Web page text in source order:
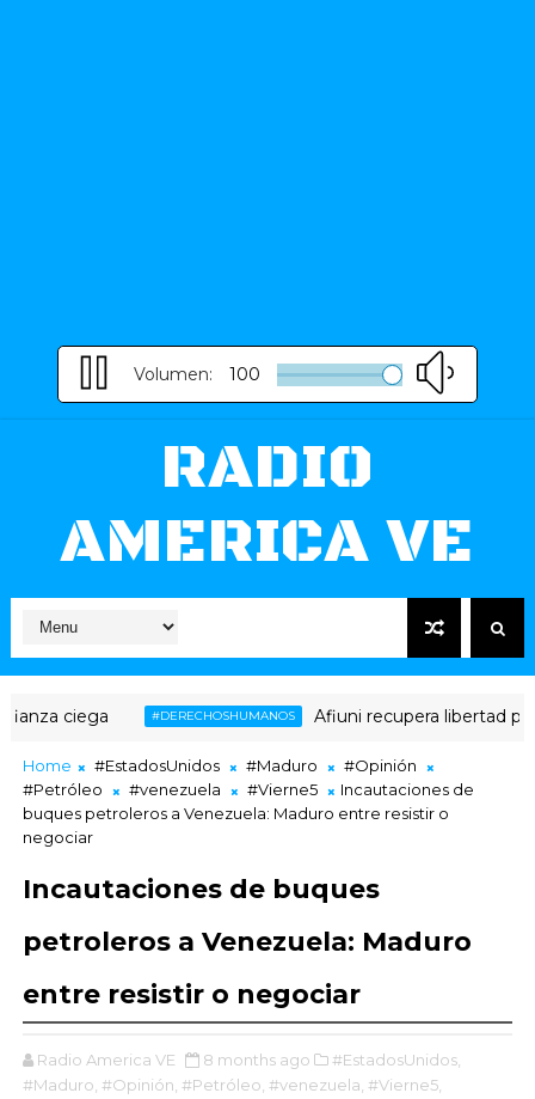
Volumen: 100
RADIO
AMERICA VE
ciega #DERECHOSHUMANOS Afiuni recupera libertad plena
Home #EstadosUnidos #Maduro
#Opinión
#Petróleo
#venezuela #Vierne5
Incautaciones de
buques petroleros a Venezuela: Maduro entre resistir o
negociar
Incautaciones de buques
petroleros a Venezuela: Maduro
entre resistir o negociar
Radio America VE 8 months ago
#EstadosUnidos,
#Maduro, #Opinión, #Petróleo, #venezuela, #Vierne5,